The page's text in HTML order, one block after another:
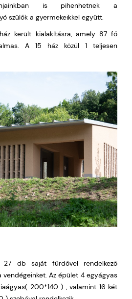
is pihenhetnek a
szülők a gyermekeikkel együtt.
került kialakításra, amely 87 fő
A 15 ház közül 1 teljesen
27 db saját fürdővel rendelkező
vendégeinket. Az épület 4 egyágyas
200*140 ) , valamint 16 két